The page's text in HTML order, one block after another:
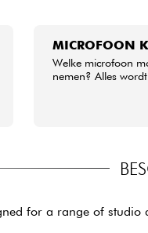
MICROFOON
Welke microfoon
nemen? Alles
for a range of